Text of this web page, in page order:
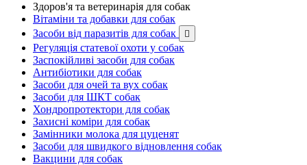
Здоров'я та ветеринарія для собак
Вітаміни та добавки для собак
Засоби від паразитів для собак

Регуляція статевої охоти у собак
Заспокійливі засоби для собак
Антибіотики для собак
Засоби для очей та вух собак
Засоби для ШКТ собак
Хондропротектори для собак
Захисні коміри для собак
Замінники молока для цуценят
Засоби для швидкого відновлення собак
Вакцини для собак